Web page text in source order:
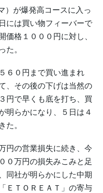
が爆発高コースに入っ
には買い物フィーバーで
価格１０００円に対し、
た。
０円まで買い進まれ
、その後の下げは当然の
円で早くも底を打ち、買
明らかになり、５日は４
た。
の営業損失に続き、今
０万円の損失みこみと足
同社が明らかにした中期
ＥＴＯＲＥＡＴ」の寄与